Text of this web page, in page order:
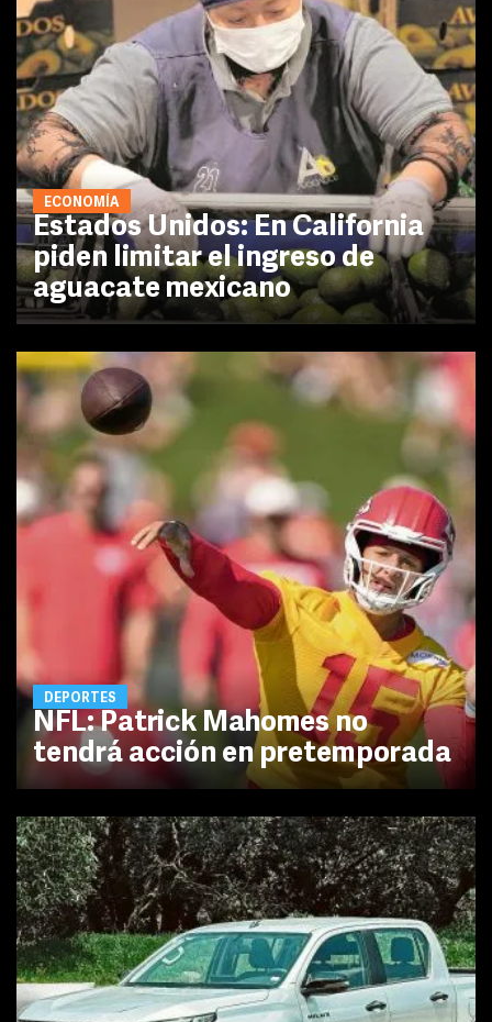
ECONOMÍA
Estados Unidos: En California
piden limitar el ingreso de
aguacate mexicano
DEPORTES
NFL: Patrick Mahomes no
tendrá acción en pretemporada